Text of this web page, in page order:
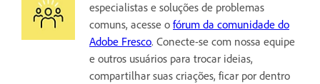
especialistas e soluções de problemas
comuns, acesse o fórum da comunidade do
Adobe Fresco. Conecte-se com nossa equipe
e outros usuários para trocar ideias,
compartilhar suas criações, ficar por dentro